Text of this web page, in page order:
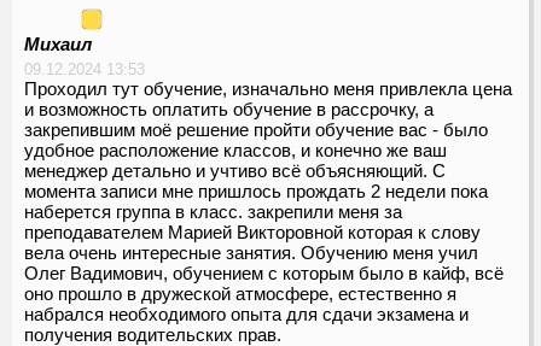
Михаил
09.12.2024 13:53
Проходил тут обучение, изначально меня привлекла цена
и возможность оплатить обучение в рассрочку, а
закрепившим моё решение пройти обучение вас - было
удобное расположение классов, и конечно же ваш
менеджер детально и учтиво всё объясняющий. С
момента записи мне пришлось прождать 2 недели пока
наберется группа в класс. закрепили меня за
преподавателем Марией Викторовной которая к слову
вела очень интересные занятия. Обучению меня учил
Олег Вадимович, обучением с которым было в кайф, всё
оно прошло в дружеской атмосфере, естественно я
набрался необходимого опыта для сдачи экзамена и
получения водительских прав.